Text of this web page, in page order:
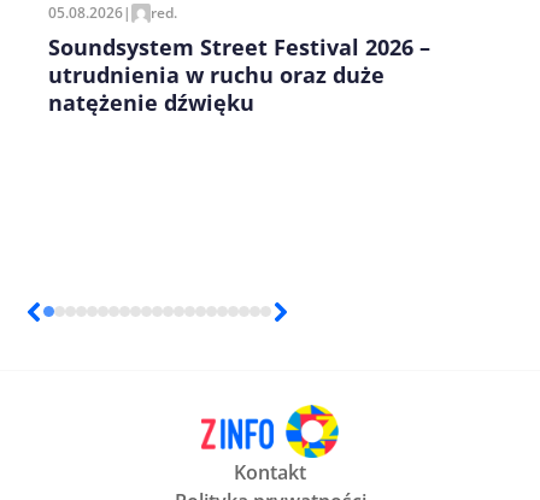
05.08.2026| red.
Soundsystem Street Festival 2026 –
utrudnienia w ruchu oraz duże
natężenie dźwięku
Kontakt